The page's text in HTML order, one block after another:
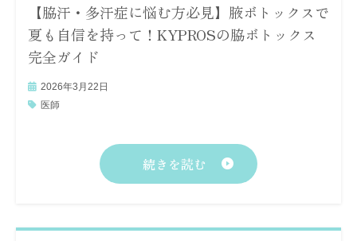
【脇汗・多汗症に悩む方必見】腋ボトックスで
夏も自信を持って！KYPROSの脇ボトックス
完全ガイド
2026年3月22日
医師
続きを読む